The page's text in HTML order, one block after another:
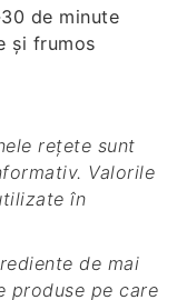
de minute
și frumos
Valorile
în
produse pe care